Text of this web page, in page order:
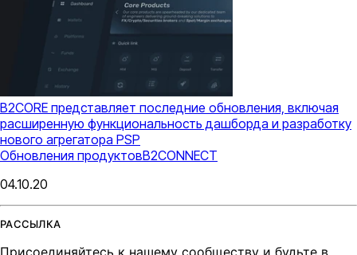
B2CORE представляет последние обновления, включая
расширенную функциональность дашборда и разработку
нового агрегатора PSP
Обновления продуктовB2CONNECT
04.10.20
РАССЫЛКА